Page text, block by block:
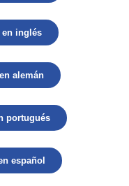
en inglés
alemán
portugués
español